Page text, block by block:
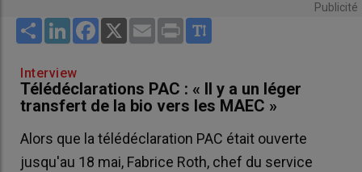
Publicité
Share LinkedInFacebook
X Email Print
Interview
Télédéclarations PAC : « Il y a un léger
transfert de la bio vers les MAEC »
Alors que la télédéclaration PAC était ouverte
jusqu'au 18 mai, Fabrice Roth, chef du service